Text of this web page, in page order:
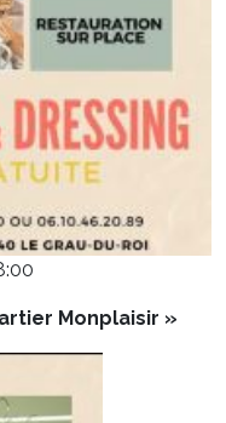
Monplaisir »